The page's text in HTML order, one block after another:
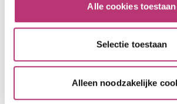
Alle cookies toestaan
Selectie toestaan
Alleen noodzakelijke
Jaarverslag
Bij Mental Care Group streven
vernieuwende aanpak binnen
gezondheidszorg en